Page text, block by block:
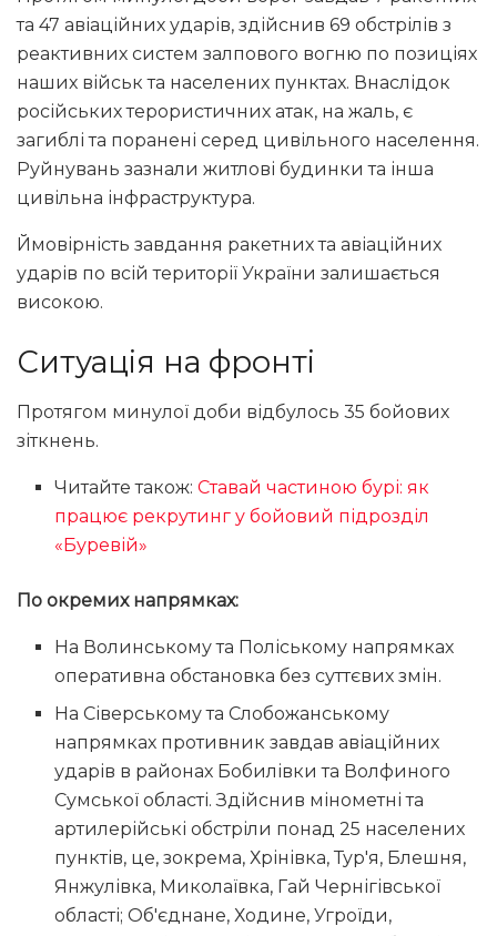
та 47 авіаційних ударів, здійснив 69 обстрілів з
реактивних систем залпового вогню по позиціях
наших військ та населених пунктах. Внаслідок
російських терористичних атак, на жаль, є
загиблі та поранені серед цивільного населення.
Руйнувань зазнали житлові будинки та інша
цивільна інфраструктура.
Ймовірність завдання ракетних та авіаційних
ударів по всій території України залишається
високою.
Ситуація на фронті
Протягом минулої доби відбулось 35 бойових
зіткнень.
Читайте також:Ставай частиною бурі: як
працює рекрутинг у бойовий підрозділ
«Буревій»
По окремих напрямках:
На Волинському та Поліському напрямках
оперативна обстановка без суттєвих змін.
На Сіверському та Слобожанському
напрямках противник завдав авіаційних
ударів в районах Бобилівки та Волфиного
Сумської області. Здійснив мінометні та
артилерійські обстріли понад 25 населених
пунктів, це, зокрема, Хрінівка, Тур′я, Блешня,
Янжулівка, Миколаївка, Гай Чернігівської
області; Об′єднане, Ходине, Угроїди,